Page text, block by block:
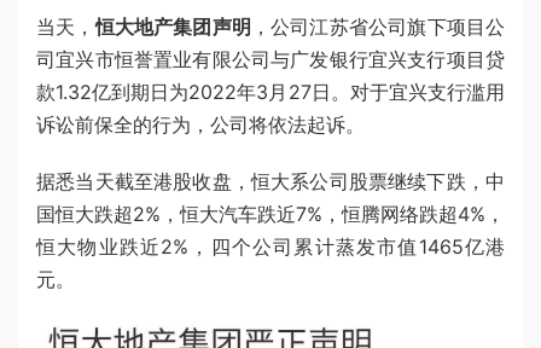
当天，恒大地产集团声明 ，公司江苏省公司旗下项目公
司宜兴市恒誉置业有限公司与广发银行宜兴支行项目贷
款1.32亿到期日为2022年3月27日。对于宜兴支行滥用
诉讼前保全的行为，公司将依法起诉。
据悉当天截至港股收盘，恒大系公司股票继续下跌，中
国恒大跌超2%，恒大汽车跌近7%，恒腾网络跌超4%，
恒大物业跌近2%，四个公司累计蒸发市值1465亿港
元。